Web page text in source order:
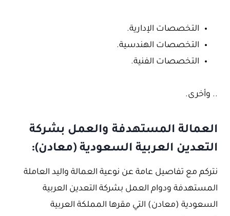
التخصصات الإدارية.
التخصصات الهندسية.
التخصصات الفنية.
.. وأخرى.
العمالة المستهدفة والعمل بشركة
التعدين العربية السعودية (معادن):
نتركم مع تفاصيل عامة عن نوعية العمالة واليد العاملة
المستهدفة ودوام العمل بشركة التعدين العربية
السعودية (معادن) التي مقرها المملكة العربية